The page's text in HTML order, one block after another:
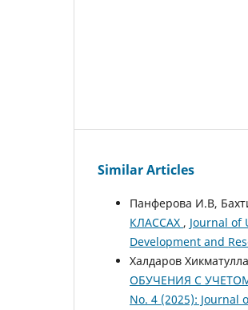
Similar Articles
Панферова И.В,
КЛАССАХ , Journal of
Development and
Халдаров
ОБУЧЕНИЯ С
No. 4 (2025): Journal